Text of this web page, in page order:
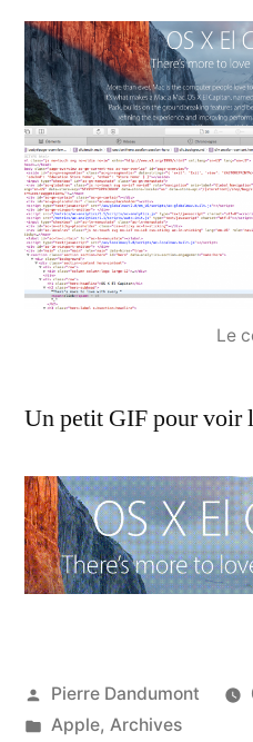
Le
Un petit GIF pour voir
Publié
par
Pierre Dandumont
Publié
Apple, Archives